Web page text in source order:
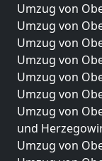
Umzug von
Umzug von
Umzug von
Umzug von
Umzug von
Umzug von
Umzug von
und
Umzug von